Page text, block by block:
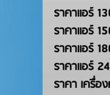
ราคาแอร์
ราคาแอร์
ราคาแอร์
ราคาแอร์
ราคา เครื่อ